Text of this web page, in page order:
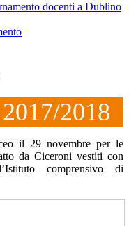
docenti a Dublino
2018
il 29 novembre per le
da Ciceroni vestiti con
comprensivo di